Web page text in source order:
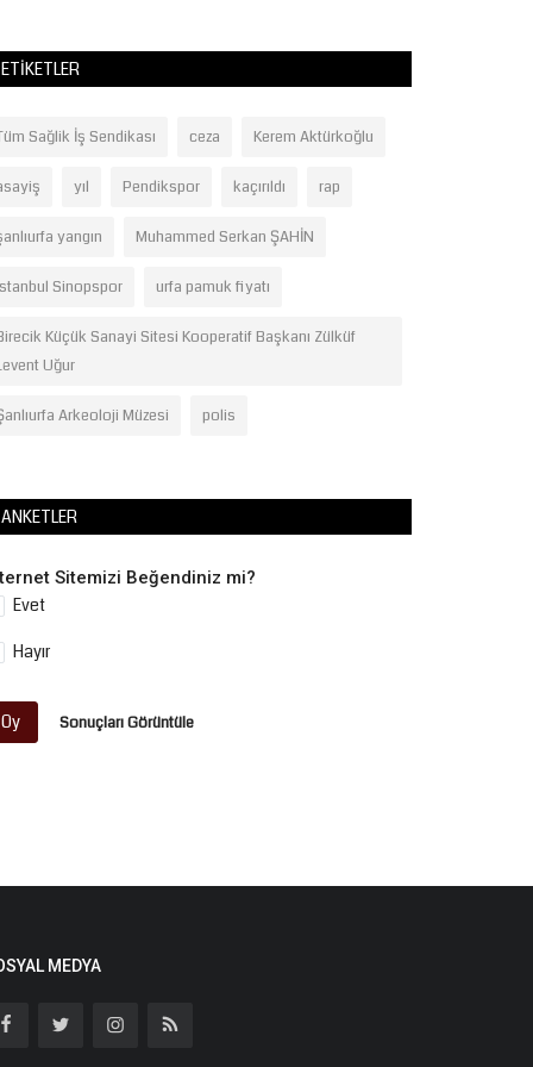
ETIKETLER
Sağlik İş Sendikası ceza Kerem Aktürkoğlu
yıl Pendikspor kaçırıldı rap
yangın Muhammed Serkan ŞAHİN
Sinopspor urfa pamuk fiyatı
Küçük Sanayi Sitesi Kooperatif Başkanı Zülküf
Uğur
Arkeoloji Müzesi polis
ANKETLER
Sitemizi Beğendiniz mi?
Evet
Hayır
Oy Sonuçları Görüntüle
MEDYA